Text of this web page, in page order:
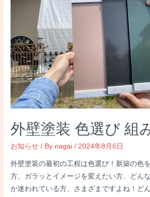
雨・
台
風
瓦
の
ズ
雨
修
理
外壁塗装 色選び 組
お知らせ / By nagai / 2024年8月6日
外壁塗装の最初の工程は色選び！新築の色
方、ガラッとイメージを変えたい方、どん
か迷われている方、さまざまですよね！ど